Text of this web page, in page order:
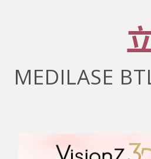
MEDILASE